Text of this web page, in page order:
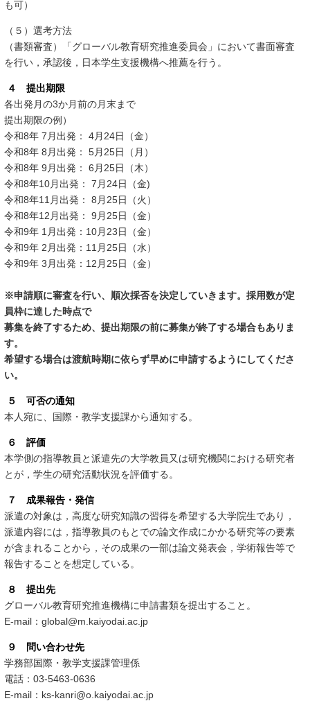
も可）
（５）選考方法
（書類審査）「グローバル教育研究推進委員会」において書面審査
を行い，承認後，日本学生支援機構へ推薦を行う。
４ 提出期限
各出発月の3か月前の月末まで
提出期限の例）
令和8年 7月出発： 4月24日（金）
令和8年 8月出発： 5月25日（月）
令和8年9 月出発： 6 月 25日（木）
令和8年10月出発： 7 月 24日（金)
令和8年11 月出発： 8 月 25日（火）
令和8年12 月出発： 9 月 25日（金）
令和9年1 月出発： 10月 23日（金）
令和9年 2 月出発： 11 月 25日（水）
令和9年 3 月出発： 12 月 25日（金）
※申請順に審査を行い、順次採否を決定していきます。採用数が定
員枠に達した時点で
募集を終了するため、提出期限の前に募集が終了する場合もありま
す。
希望する場合は渡航時期に依らず早めに申請するようにしてくださ
い。
５ 可否の通知
本人宛に、国際・教学支援課から通知する。
６ 評価
本学側の指導教員と派遣先の大学教員又は研究機関における研究者
とが，学生の研究活動状況を評価する。
７ 成果報告・発信
派遣の対象は，高度な研究知識の習得を希望する大学院生であり，
派遣内容には，指導教員のもとでの論文作成にかかる研究等の要素
が含まれることから，その成果の一部は論文発表会，学術報告等で
報告することを想定している。
８ 提出先
グローバル教育研究推進機構に申請書類を提出すること。
E-mail： global@m.kaiyodai.ac.jp
９ 問い合わせ先
学務部国際・教学支援課管理係
電話： 03-5463-0636
E-mail： ks-kanri@o.kaiyodai.ac.jp